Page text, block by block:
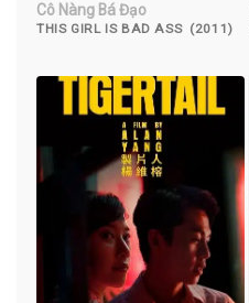
Cô Nàng Bá Đạo
THIS GIRL IS BAD ASS (2011)